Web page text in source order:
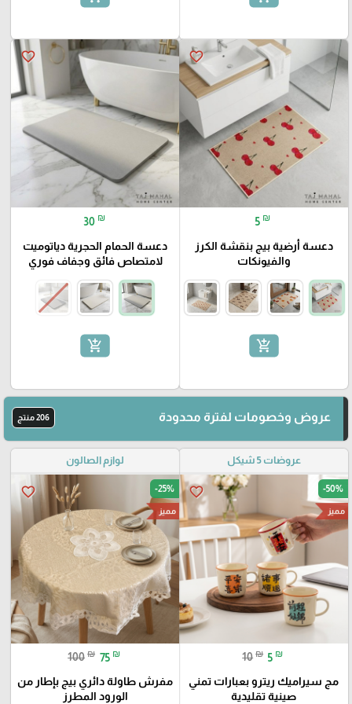
favorite_border
5 ₪
دعسة أرضية بيج بنقشة الكرز
والفيونكات
add_shopping_cart
favorite_border
30 ₪
دعسة الحمام الحجرية دياتوميت
لامتصاص فائق وجفاف فوري
add_shopping_cart
عروض وخصومات لفترة محدودة 206 منتج
عروضات 5 شيكل
favorite_border -50%
مميز
10 ₪ 5 ₪
مج سيراميك ريترو بعبارات تمني
صينية تقليدية
لوازم الصالون
favorite_border -25%
مميز
100 ₪ 75 ₪
مفرش طاولة دائري بيج بإطار من
الورود المطرز